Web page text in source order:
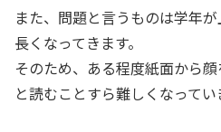
また、問題と言うものは学年
長くなってきます。
そのため、ある程度紙面から
と読むことすら難しくなってい